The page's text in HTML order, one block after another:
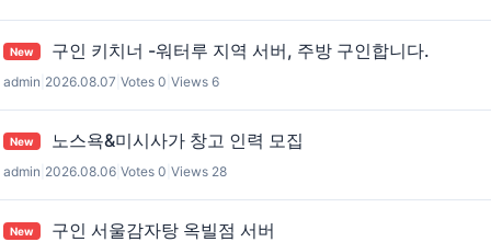
New 구인 키치너 -워터루 지역 서버, 주방 구인합니다.
admin 2026.08.07 Votes 0 Views 6
New 노스욕&미시사가 창고 인력 모집
admin 2026.08.06| Votes 0 Views 28
New 구인 서울감자탕 옥빌점 서버